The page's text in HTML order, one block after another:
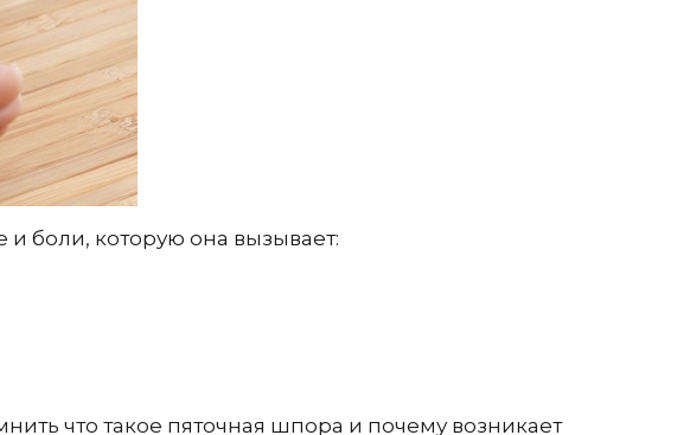
боли, которую она вызывает:
что такое пяточная шпора и почему возникает